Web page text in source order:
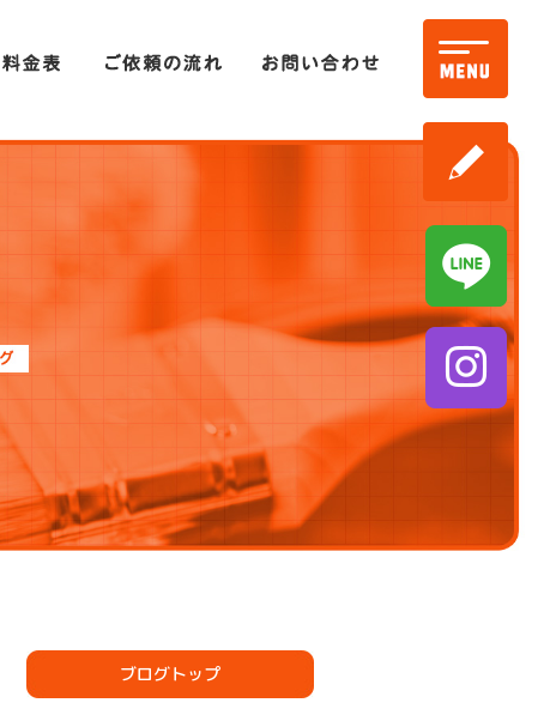
ブログトップ